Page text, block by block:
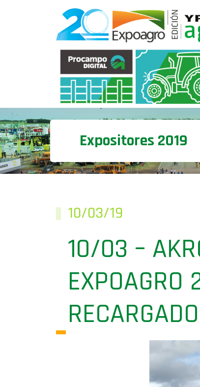
Expositores 2019
10/03/19
10/03 –
EXPOAGRO